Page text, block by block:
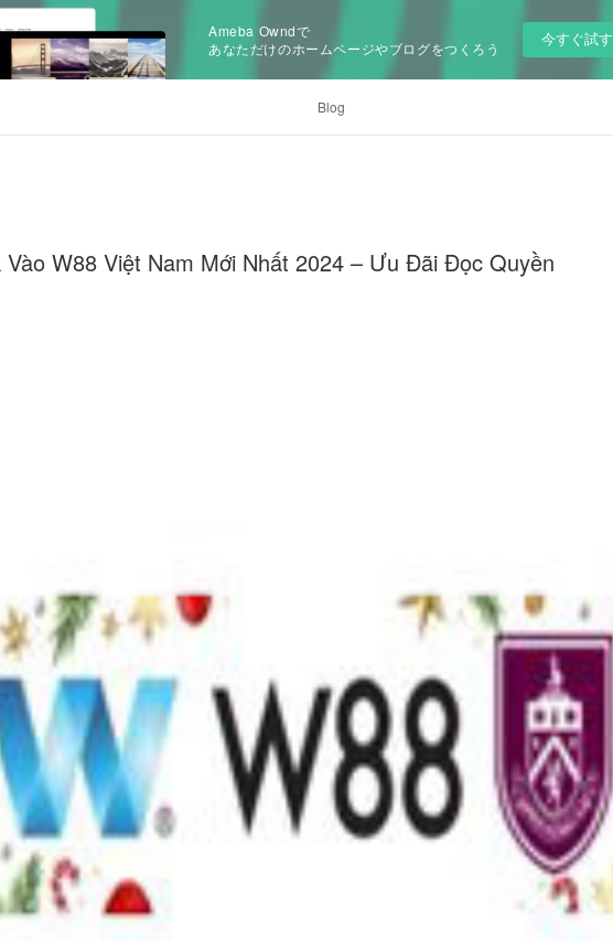
Ameba Owndで
あなただけのホームページやブログをつくろう
今すぐ試す
Blog
W88 Việt Nam Mới Nhất 2024 – Ưu Đãi Đọc Quyền